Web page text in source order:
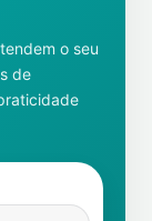
o seu
de